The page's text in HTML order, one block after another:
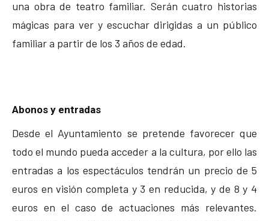
una obra de teatro familiar. Serán cuatro historias
mágicas para ver y escuchar dirigidas a un público
familiar a partir de los 3 años de edad.
Abonos y entradas
Desde el Ayuntamiento se pretende favorecer que
todo el mundo pueda acceder a la cultura, por ello las
entradas a los espectáculos tendrán un precio de 5
euros en visión completa y 3 en reducida, y de 8 y 4
euros en el caso de actuaciones más relevantes.